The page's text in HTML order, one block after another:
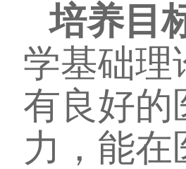
培养目
学基础理
有良好的
力，能